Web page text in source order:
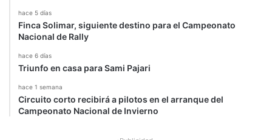
hace 5 días
Finca Solimar, siguiente destino para el Campeonato
Nacional de Rally
hace 6 días
Triunfo en casa para Sami Pajari
hace 1 semana
Circuito corto recibirá a pilotos en el arranque del
Campeonato Nacional de Invierno